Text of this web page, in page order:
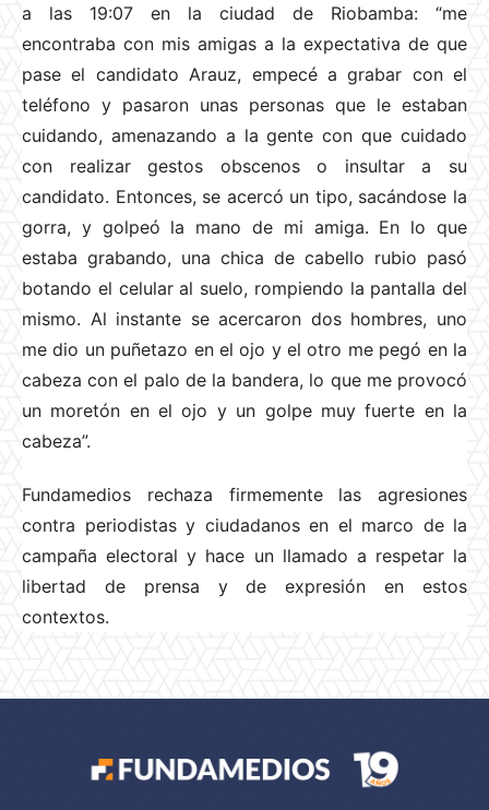
a las 19:07 en la ciudad de Riobamba: “me
encontraba con mis amigas a la expectativa de que
pase el candidato Arauz, empecé a grabar con el
teléfono y pasaron unas personas que le estaban
cuidando, amenazando a la gente con que cuidado
con realizar gestos obscenos o insultar a su
candidato. Entonces, se acercó un tipo, sacándose la
gorra, y golpeó la mano de mi amiga. En lo que
estaba grabando, una chica de cabello rubio pasó
botando el celular al suelo, rompiendo la pantalla del
mismo. Al instante se acercaron dos hombres, uno
me dio un puñetazo en el ojo y el otro me pegó en la
cabeza con el palo de la bandera, lo que me provocó
un moretón en el ojo y un golpe muy fuerte en la
cabeza”.
Fundamedios rechaza firmemente las agresiones
contra periodistas y ciudadanos en el marco de la
campaña electoral y hace un llamado a respetar la
libertad de prensa y de expresión en estos
contextos.